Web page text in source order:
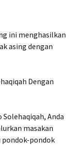
ini menghasilkan
asing dengan
Anda
masakan
pondok-pondok